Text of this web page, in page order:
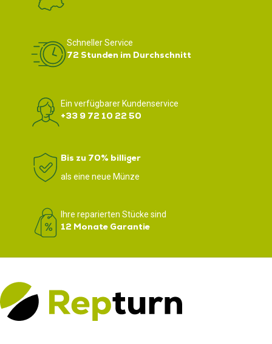
Schneller Service
72 Stunden im Durchschnitt
Ein verfügbarer Kundenservice
+33 9 72 10 22 50
Bis zu 70% billiger
als eine neue Münze
Ihre reparierten Stücke sind
12 Monate Garantie